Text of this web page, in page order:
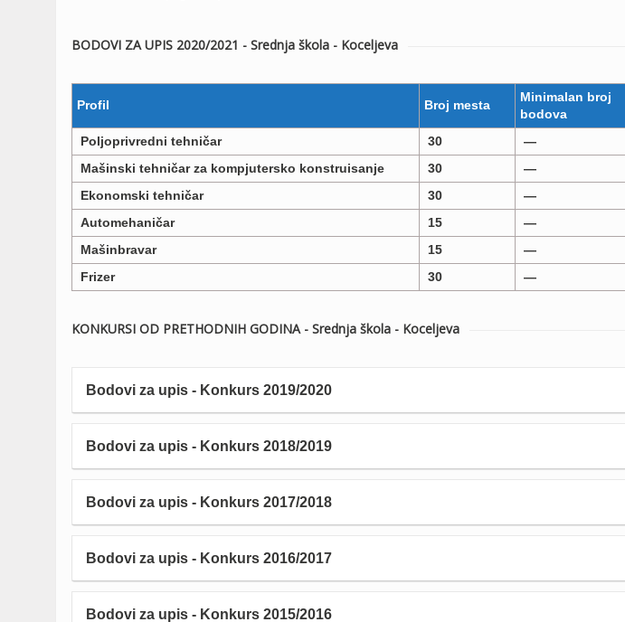
BODOVI ZA UPIS 2020/2021 - Srednja škola - Koceljeva
Profil Broj mesta
Minimalan broj
bodova
Poljoprivredni tehničar
30
—
Mašinski tehničar za kompjutersko konstruisanje
30
—
Ekonomski tehničar
30
—
Automehaničar
15
—
Mašinbravar
15
—
Frizer
30 —
KONKURSI OD PRETHODNIH GODINA - Srednja škola - Koceljeva
Bodovi za upis - Konkurs 2019/2020
Bodovi za upis - Konkurs 2018/2019
Bodovi za upis - Konkurs 2017/2018
Bodovi za upis - Konkurs 2016/2017
Bodovi za upis - Konkurs 2015/2016